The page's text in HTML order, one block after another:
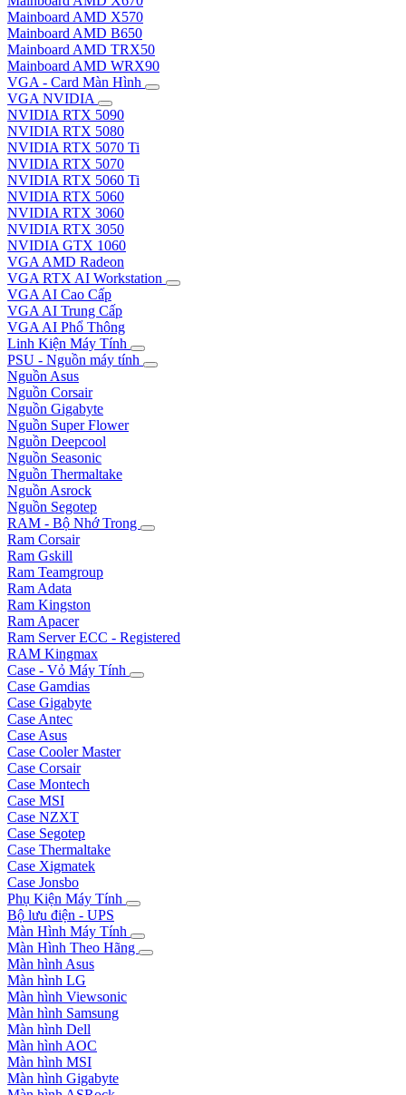
Mainboard AMD X570
Mainboard AMD B650
Mainboard AMD TRX50
Mainboard AMD WRX90
VGA - Card Màn Hình
VGA NVIDIA
NVIDIA RTX 5090
NVIDIA RTX 5080
NVIDIA RTX 5070 Ti
NVIDIA RTX 5070
NVIDIA RTX 5060 Ti
NVIDIA RTX 5060
NVIDIA RTX 3060
NVIDIA RTX 3050
NVIDIA GTX 1060
VGA AMD Radeon
VGA RTX AI Workstation
VGA AI Cao Cấp
VGA AI Trung Cấp
VGA AI Phổ Thông
Linh Kiện Máy Tính
PSU - Nguồn máy tính
Nguồn Asus
Nguồn Corsair
Nguồn Gigabyte
Nguồn Super Flower
Nguồn Deepcool
Nguồn Seasonic
Nguồn Thermaltake
Nguồn Asrock
Nguồn Segotep
RAM - Bộ Nhớ Trong
Ram Corsair
Ram Gskill
Ram Teamgroup
Ram Adata
Ram Kingston
Ram Apacer
Ram Server ECC - Registered
RAM Kingmax
Case - Vỏ Máy Tính
Case Gamdias
Case Gigabyte
Case Antec
Case Asus
Case Cooler Master
Case Corsair
Case Montech
Case MSI
Case NZXT
Case Segotep
Case Thermaltake
Case Xigmatek
Case Jonsbo
Phụ Kiện Máy Tính
Bộ lưu điện - UPS
Màn Hình Máy Tính
Màn Hình Theo Hãng
Màn hình Asus
Màn hình LG
Màn hình Viewsonic
Màn hình Samsung
Màn hình Dell
Màn hình AOC
Màn hình MSI
Màn hình Gigabyte